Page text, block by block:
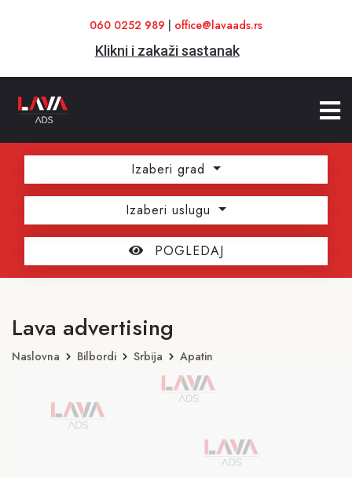
060 0252 989 office@lavaads.rs
Klikni i zakaži sastanak
Izaberi grad
Izaberi uslugu
POGLEDAJ
Lava advertising
Naslovna Bilbordi Srbija Apatin